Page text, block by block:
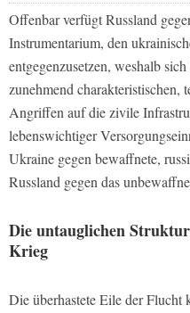
Offenbar verfügt Russland
Instrumentarium, den
entgegenzusetzen, weshalb
zunehmend charakteristischen,
Angriffen auf die zivile
lebenswichtiger
Ukraine gegen bewaffnete,
Russland gegen das
Die untauglichen
Krieg
Die überhastete Eile der Flucht